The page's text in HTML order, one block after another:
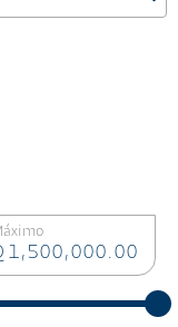
1,500,000.00